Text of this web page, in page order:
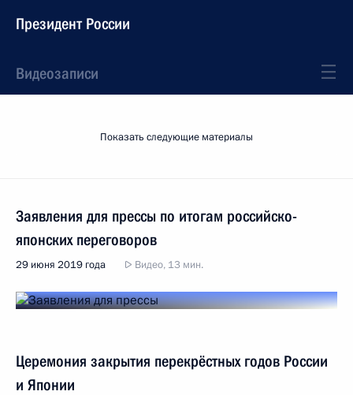
Президент России
Видеозаписи
Показать следующие материалы
Заявления для прессы по итогам российско-
японских переговоров
29 июня 2019 года Видео, 13 мин.
Церемония закрытия перекрёстных годов России
и Японии